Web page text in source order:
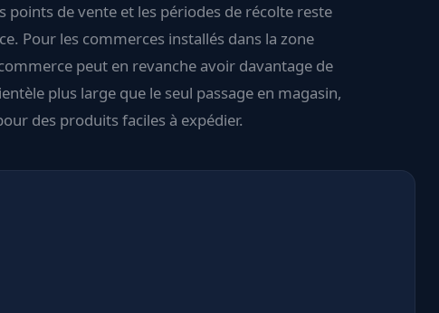
points de vente et les périodes de récolte reste
Pour les commerces installés dans la zone
peut en revanche avoir davantage de
plus large que le seul passage en magasin,
des produits faciles à expédier.